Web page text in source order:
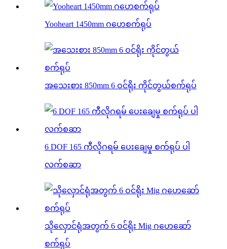
Yooheart 1450mm ဂဟေစက်ရုပ်
အသေးစား 850mm 6 ဝင်ရိုး ကိုင်တွယ်စက်ရုပ်
6 DOF 165 ကီလိုဂရမ် ပေးချေမှု စက်ရုပ် ပါ
လက်စဆာ
သိုလှောင်ရုံအတွက် 6 ဝင်ရိုး Mig ဂဟေဆော်
စက်ရုပ်